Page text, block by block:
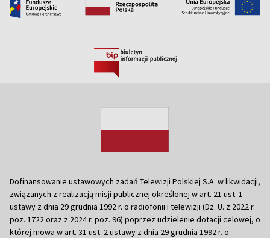
Dofinansowanie ustawowych zadań Telewizji Polskiej S.A. w likwidacji,
związanych z realizacją misji publicznej określonej w art. 21 ust. 1
ustawy z dnia 29 grudnia 1992 r. o radiofonii i telewizji (Dz. U. z 2022 r.
poz. 1722 oraz z 2024 r. poz. 96) poprzez udzielenie dotacji celowej, o
której mowa w art. 31 ust. 2 ustawy z dnia 29 grudnia 1992 r. o